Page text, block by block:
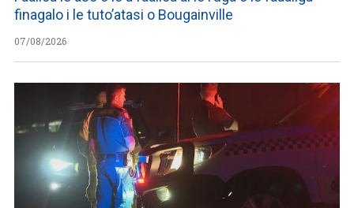
finagalo i le tuto’atasi o Bougainville
07/08/2026